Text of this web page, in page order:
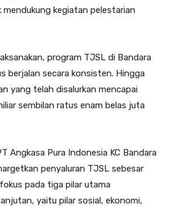
mendukung kegiatan pelestarian
program TJSL di Bandara
berjalan secara konsisten. Hingga
yang telah disalurkan mencapai
sembilan ratus enam belas juta
Angkasa Pura Indonesia KC Bandara
penyaluran TJSL sebesar
pada tiga pilar utama
yaitu pilar sosial, ekonomi,